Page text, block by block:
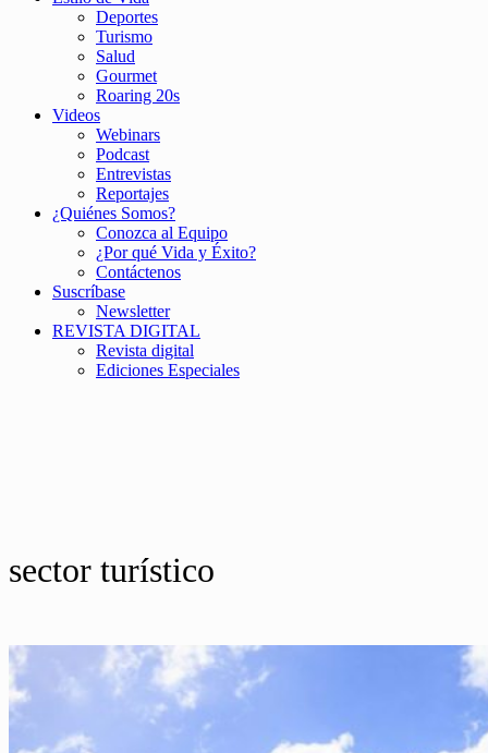
Deportes
Turismo
Salud
Gourmet
Roaring 20s
Videos
Webinars
Podcast
Entrevistas
Reportajes
¿Quiénes Somos?
Conozca al Equipo
¿Por qué Vida y Éxito?
Contáctenos
Suscríbase
Newsletter
REVISTA DIGITAL
Revista digital
Ediciones Especiales
sector turístico